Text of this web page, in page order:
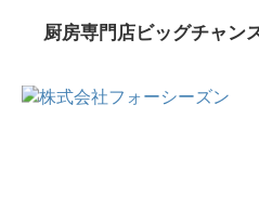
厨房専門店ビッグチャン